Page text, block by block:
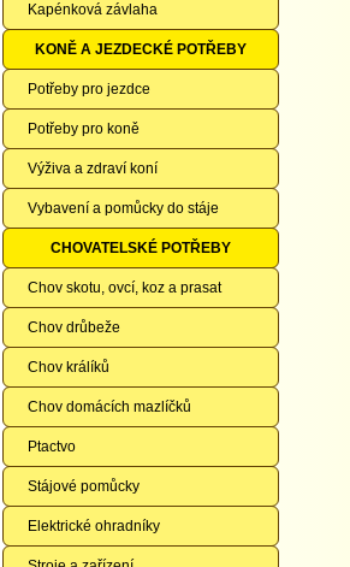
Kapénková závlaha
KONĚ A JEZDECKÉ POTŘEBY
Potřeby pro jezdce
Potřeby pro koně
Výživa a zdraví koní
Vybavení a pomůcky do stáje
CHOVATELSKÉ POTŘEBY
Chov skotu, ovcí, koz a prasat
Chov drůbeže
Chov králíků
Chov domácích mazlíčků
Ptactvo
Stájové pomůcky
Elektrické ohradníky